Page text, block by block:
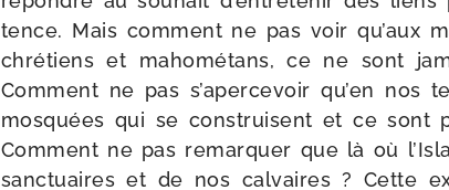
tence. Mais com­ment ne pas voir qu’aux
chré­tiens et maho­mé­tans, ce ne sont
Comment ne pas s’apercevoir qu’en nos
mos­quées qui se construisent et ce sont
Comment ne pas remar­quer que là où
sanc­tuaires et de nos cal­vaires ? Cette